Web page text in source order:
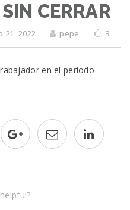
CERRAR
21, 2022 pepe 3
en el periodo